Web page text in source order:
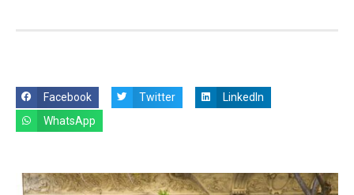
Facebook Twitter
LinkedIn
WhatsApp